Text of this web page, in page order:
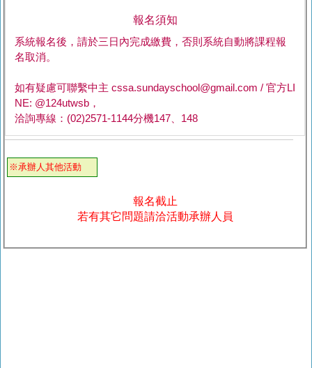
報名須知
系統報名後，請於三日內完成繳費，否則系統自動將課程報
名取消。
如有疑慮可聯繫中主 cssa.sundayschool@gmail.com / 官方LI
NE: @124utwsb，
洽詢專線：(02)2571-1144分機147、148
※承辦人其他活動
報名截止
若有其它問題請洽活動承辦人員